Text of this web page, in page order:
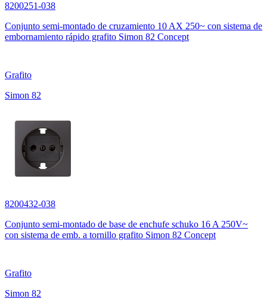
8200251-038
Conjunto semi-montado de cruzamiento 10 AX 250~ con sistema de
embornamiento rápido grafito Simon 82 Concept
Grafito
Simon 82
8200432-038
Conjunto semi-montado de base de enchufe schuko 16 A 250V~
con sistema de emb. a tornillo grafito Simon 82 Concept
Grafito
Simon 82